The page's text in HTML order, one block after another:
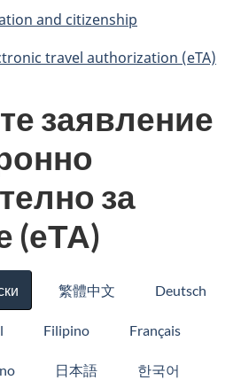
and citizenship
travel authorization (eTA)
заявление
за
(еТА)
繁體中文 Deutsch
Filipino Français
日本語 한국어